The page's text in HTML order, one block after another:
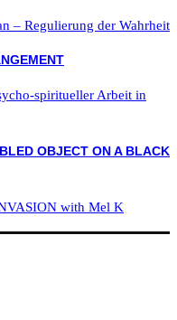
– Regulierung der Wahrheit
spiritueller Arbeit in
with Mel K